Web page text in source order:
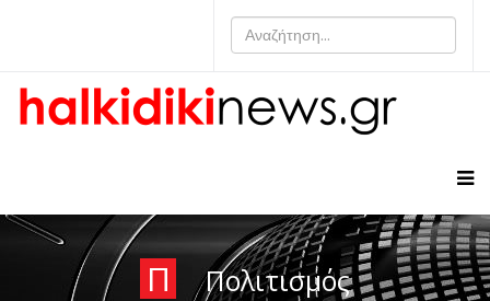
Π Πολιτισμός